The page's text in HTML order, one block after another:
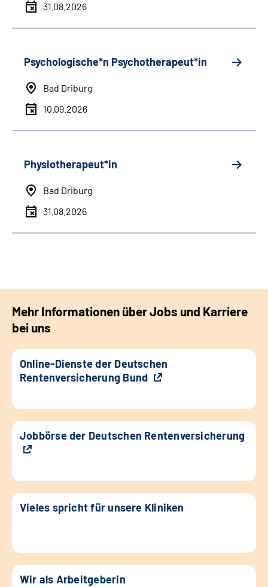
31.08.2026
Psychologische*n Psychotherapeut*in
Bad Driburg
10.09.2026
Physiotherapeut*in
Bad Driburg
31.08.2026
Mehr Informationen über Jobs und Karriere
bei uns
Online-Dienste der Deutschen
Rentenversicherung Bund
Jobbörse der Deutschen Rentenversicherung
Vieles spricht für unsere Kliniken
Wir als Arbeitgeberin